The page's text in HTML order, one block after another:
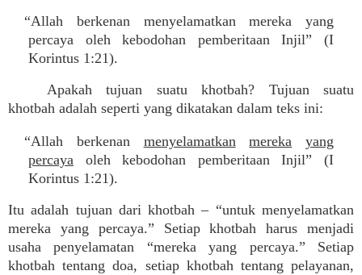
“Allah berkenan menyelamatkan mereka yang
percaya oleh kebodohan pemberitaan Injil” (I
Korintus 1:21).
Apakah tujuan suatu khotbah? Tujuan suatu
khotbah adalah seperti yang dikatakan dalam teks ini:
“Allah berkenan menyelamatkan mereka
yang
percaya oleh kebodohan pemberitaan Injil” (I
Korintus 1:21).
Itu adalah tujuan dari khotbah – “untuk menyelamatkan
mereka yang percaya.” Setiap khotbah harus menjadi
usaha penyelamatan “mereka yang percaya.” Setiap
khotbah tentang doa, setiap khotbah tentang pelayanan,